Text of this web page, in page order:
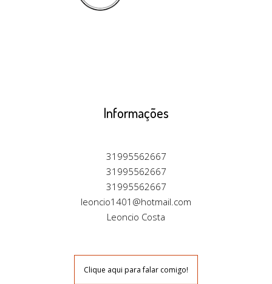
Informações
31995562667
31995562667
31995562667
leoncio1401@hotmail.com
Leoncio Costa
Clique aqui para falar comigo!